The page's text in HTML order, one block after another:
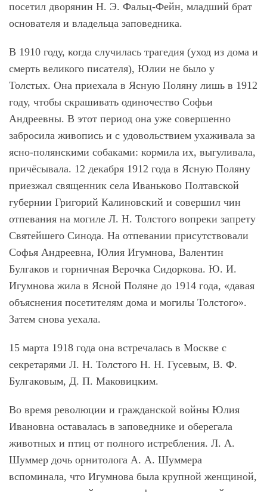
посетил дворянин Н. Э. Фальц-Фейн, младший брат
основателя и владельца заповедника.
В 1910 году, когда случилась трагедия (уход из дома и
смерть великого писателя), Юлии не было у
Толстых. Она приехала в Ясную Поляну лишь в 1912
году, чтобы скрашивать одиночество Софьи
Андреевны. В этот период она уже совершенно
забросила живопись и с удовольствием ухаживала за
ясно-полянскими собаками: кормила их, выгуливала,
причёсывала. 12 декабря 1912 года в Ясную Поляну
приезжал священник села Иваньково Полтавской
губернии Григорий Калиновский и совершил чин
отпевания на могиле Л. Н. Толстого вопреки запрету
Святейшего Синода. На отпевании присутствовали
Софья Андреевна, Юлия Игумнова, Валентин
Булгаков и горничная Верочка Сидоркова. Ю. И.
Игумнова жила в Ясной Поляне до 1914 года, «давая
объяснения посетителям дома и могилы Толстого».
Затем снова уехала.
15 марта 1918 года она встречалась в Москве с
секретарями Л. Н. Толстого Н. Н. Гусевым, В. Ф.
Булгаковым, Д. П. Маковицким.
Во время революции и гражданской войны Юлия
Ивановна оставалась в заповеднике и оберегала
животных и птиц от полного истребления. Л. А.
Шуммер дочь орнитолога А. А. Шуммера
вспоминала, что Игумнова была крупной женщиной,